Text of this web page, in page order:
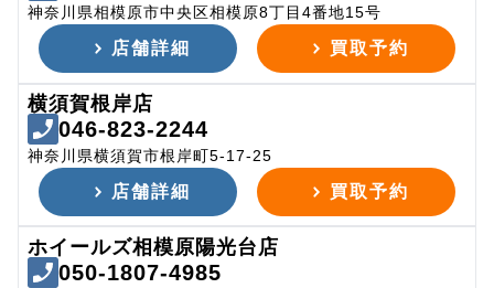
神奈川県相模原市中央区相模原8丁目4番地15号
店舗詳細 買取予約
横須賀根岸店
046-823-2244
神奈川県横須賀市根岸町5-17-25
店舗詳細 買取予約
ホイールズ相模原陽光台店
050-1807-4985